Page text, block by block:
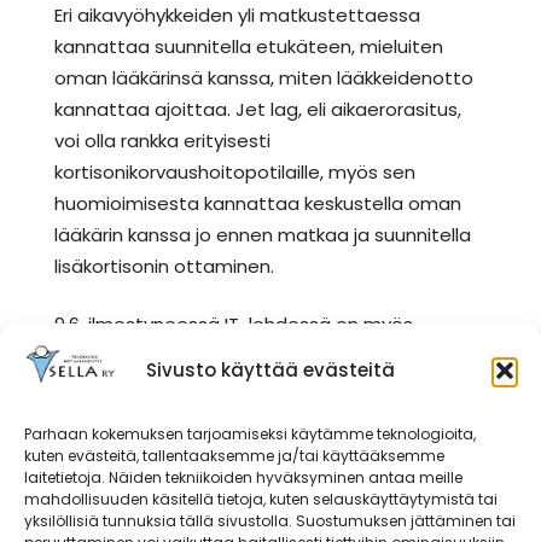
Sivusto käyttää evästeitä
Parhaan kokemuksen tarjoamiseksi käytämme teknologioita,
kuten evästeitä, tallentaaksemme ja/tai käyttääksemme
laitetietoja. Näiden tekniikoiden hyväksyminen antaa meille
mahdollisuuden käsitellä tietoja, kuten selauskäyttäytymistä tai
yksilöllisiä tunnuksia tällä sivustolla. Suostumuksen jättäminen tai
Eri aikavyöhykkeiden yli matkustettaessa
kannattaa suunnitella etukäteen, mieluiten
oman lääkärinsä kanssa, miten lääkkeidenotto
kannattaa ajoittaa. Jet lag, eli aikaerorasitus,
voi olla rankka erityisesti
kortisonikorvaushoitopotilaille, myös sen
huomioimisesta kannattaa keskustella oman
lääkärin kanssa jo ennen matkaa ja suunnitella
lisäkortisonin ottaminen.
9.6. ilmestyneessä IT-lehdessä on myös
aiheena matkailu.
Heräsikö kysymyksiä?
Kun kaipaat luotettavaa kuuntelijaa